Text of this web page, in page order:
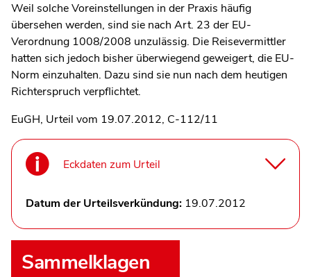
Weil solche Voreinstellungen in der Praxis häufig
übersehen werden, sind sie nach Art. 23 der EU-
Verordnung 1008/2008 unzulässig. Die Reisevermittler
hatten sich jedoch bisher überwiegend geweigert, die EU-
Norm einzuhalten. Dazu sind sie nun nach dem heutigen
Richterspruch verpflichtet.
EuGH, Urteil vom 19.07.2012, C-112/11
Eckdaten zum Urteil
Datum der Urteilsverkündung: 19.07.2012
Sammelklagen